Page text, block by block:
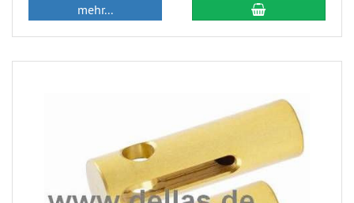
mehr...